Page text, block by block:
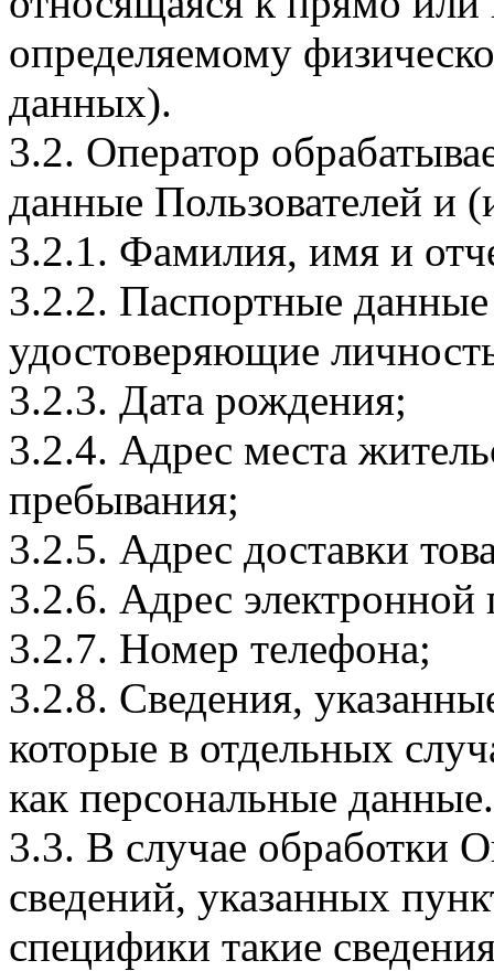
определяемому
данных).
3.2. Оператор
данные Пользователей и
3.2.1. Фамилия, имя и
3.2.2. Паспортные
удостоверяющие
3.2.3. Дата рождения;
3.2.4. Адрес места
пребывания;
3.2.5. Адрес доставки
3.2.6. Адрес электронной
3.2.7. Номер телефона;
3.2.8. Сведения,
которые в отдельных
как персональные данные.
3.3. В случае обработки
сведений, указанных
специфики такие